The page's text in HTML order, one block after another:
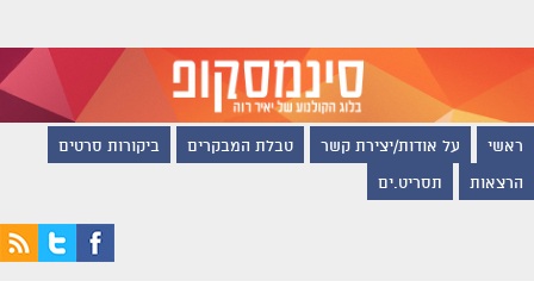
ראשי על אודות/יצירת קשר טבלת המבקרים ביקורות סרטים
הרצאות תסריט.ים